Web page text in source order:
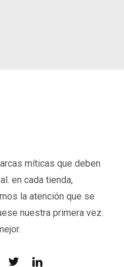
míticas que deben
en cada tienda,
la atención que se
nuestra primera vez.